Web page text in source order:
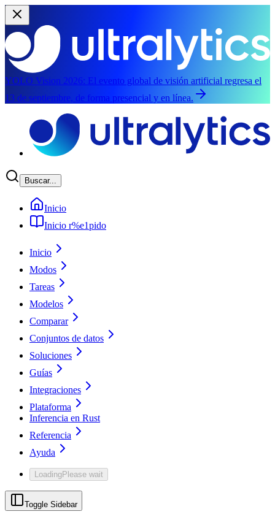
YOLO Vision 2026: El evento global de visión artificial regresa el
13 de septiembre, de forma presencial y en línea.
Buscar...
Inicio
Inicio r%e1pido
Inicio
Modos
Tareas
Modelos
Comparar
Conjuntos de datos
Soluciones
Guías
Integraciones
Plataforma
Inferencia en Rust
Referencia
Ayuda
LoadingPlease wait
Toggle Sidebar